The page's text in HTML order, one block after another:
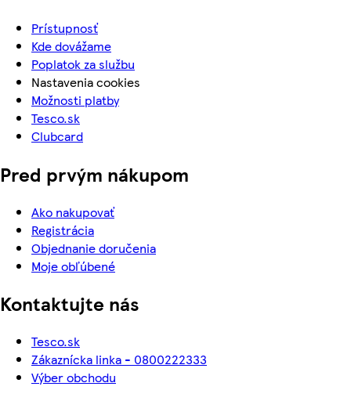
Prístupnosť
Kde dovážame
Poplatok za službu
Nastavenia cookies
Možnosti platby
Tesco.sk
Clubcard
Pred prvým nákupom
Ako nakupovať
Registrácia
Objednanie doručenia
Moje obľúbené
Kontaktujte nás
Tesco.sk
Zákaznícka linka - 0800222333
Výber obchodu